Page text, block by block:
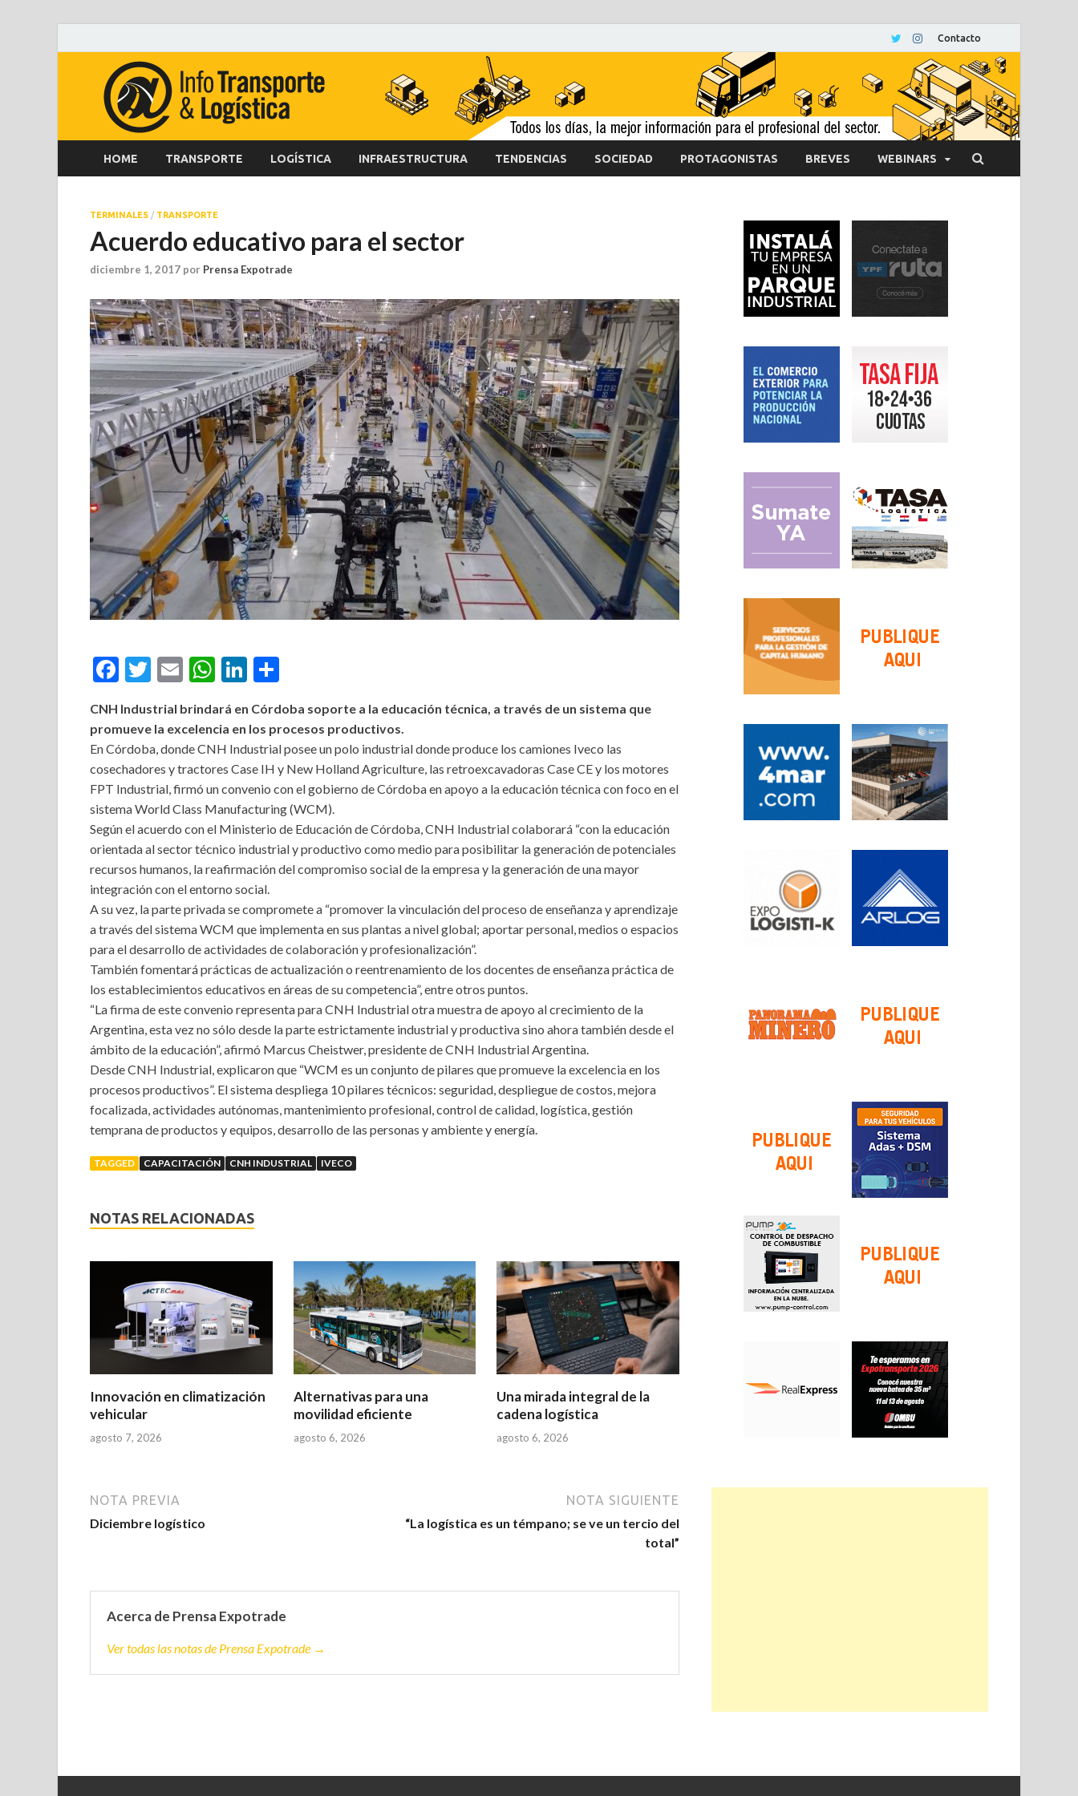
Contacto
HOME TRANSPORTE LOGÍSTICA INFRAESTRUCTURA TENDENCIAS SOCIEDAD PROTAGONISTAS BREVES WEBINARS
TERMINALES / TRANSPORTE
Acuerdo educativo para el sector
diciembre 1, 2017 por Prensa Expotrade
Facebook
Twitter
EmailWhatsApp
LinkedIn
CNH Industrial brindará en Córdoba soporte a la educación técnica, a través de un sistema que
promueve la excelencia en los procesos productivos.
En Córdoba, donde CNH Industrial posee un polo industrial donde produce los camiones Iveco las
cosechadores y tractores Case IH y New Holland Agriculture, las retroexcavadoras Case CE y los motores
FPT Industrial, firmó un convenio con el gobierno de Córdoba en apoyo a la educación técnica con foco en el
sistema World Class Manufacturing (WCM).
Según el acuerdo con el Ministerio de Educación de Córdoba, CNH Industrial colaborará “con la educación
orientada al sector técnico industrial y productivo como medio para posibilitar la generación de potenciales
recursos humanos, la reafirmación del compromiso social de la empresa y la generación de una mayor
integración con el entorno social.
A su vez, la parte privada se compromete a “promover la vinculación del proceso de enseñanza y aprendizaje
a través del sistema WCM que implementa en sus plantas a nivel global; aportar personal, medios o espacios
para el desarrollo de actividades de colaboración y profesionalización”.
También fomentará prácticas de actualización o reentrenamiento de los docentes de enseñanza práctica de
los establecimientos educativos en áreas de su competencia”, entre otros puntos.
“La firma de este convenio representa para CNH Industrial otra muestra de apoyo al crecimiento de la
Argentina, esta vez no sólo desde la parte estrictamente industrial y productiva sino ahora también desde el
ámbito de la educación”, afirmó Marcus Cheistwer, presidente de CNH Industrial Argentina.
Desde CNH Industrial, explicaron que “WCM es un conjunto de pilares que promueve la excelencia en los
procesos productivos”. El sistema despliega 10 pilares técnicos: seguridad, despliegue de costos, mejora
focalizada, actividades autónomas, mantenimiento profesional, control de calidad, logística, gestión
temprana de productos y equipos, desarrollo de las personas y ambiente y energía.
TAGGED CAPACITACIÓN CNH INDUSTRIAL IVECO
NOTAS RELACIONADAS
Innovación en climatización
vehicular
agosto 7, 2026
Alternativas para una
movilidad eficiente
agosto 6, 2026
Una mirada integral de la
cadena logística
agosto 6, 2026
NOTA PREVIA
Diciembre logístico
NOTA SIGUIENTE
“La logística es un témpano; se ve un tercio del
total”
Acerca de Prensa Expotrade
Ver todas las notas de Prensa Expotrade →